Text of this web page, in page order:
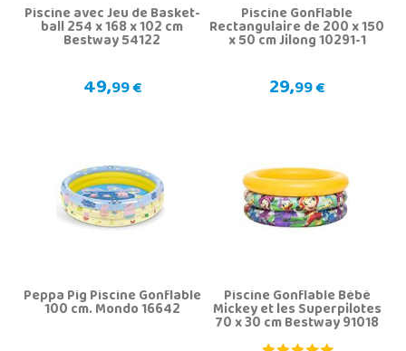
Piscine avec Jeu de Basket-
ball 254 x 168 x 102 cm
Bestway 54122
49,99 €
Piscine Gonflable
Rectangulaire de 200 x 150
x 50 cm Jilong 10291-1
29,99 €
Peppa Pig Piscine Gonflable
100 cm. Mondo 16642 Piscine Gonflable Bébé
Mickey et les Superpilotes
70 x 30 cm Bestway 91018